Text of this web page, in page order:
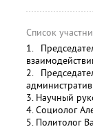
Список
1.
2.
3. Научный
4. Социолог
5. Политолог